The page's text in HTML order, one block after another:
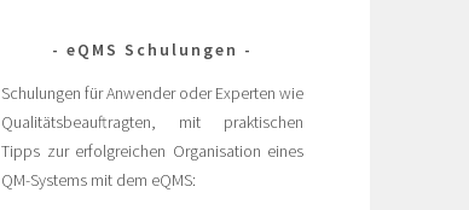
eQMS Schulungen
Schulungen für Anwender oder Experten wie
Qualitätsbeauftragten, mit praktischen
Tipps zur erfolgreichen Organisation eines
QM-Systems mit dem eQMS: